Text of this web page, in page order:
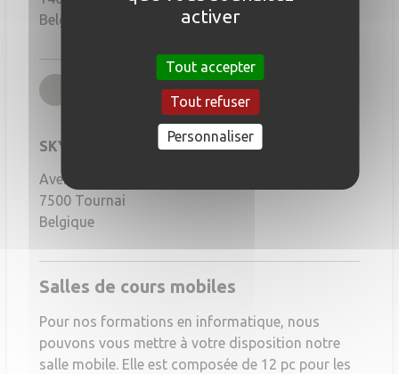
Belgique
Tournairgb(167,164,156)
SKYLAB Factory Tournai
Avenue de Maire, 44
7500 Tournai
Belgique
Salles de cours mobiles
Pour nos formations en informatique, nous
pouvons vous mettre à votre disposition notre
salle mobile. Elle est composée de 12 pc pour les
activer
Tout accepter
Tout refuser
Personnaliser